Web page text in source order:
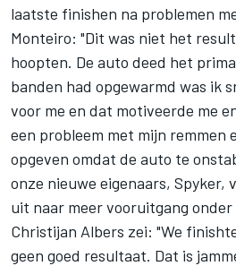
laatste finishen na problemen
Monteiro: "Dit was niet het
hoopten. De auto deed het
banden had opgewarmd was ik
voor me en dat motiveerde me
een probleem met mijn remmen
opgeven omdat de auto te
onze nieuwe eigenaars, Spyker,
uit naar meer vooruitgang onder
Christijan Albers zei: "We
geen goed resultaat. Dat is